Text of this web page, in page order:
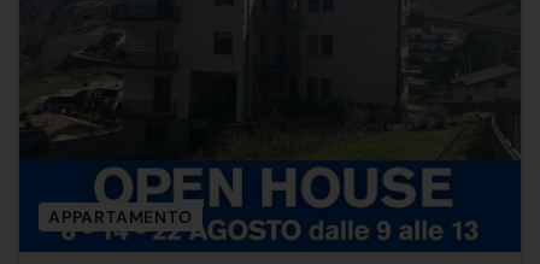
APPARTAMENTO